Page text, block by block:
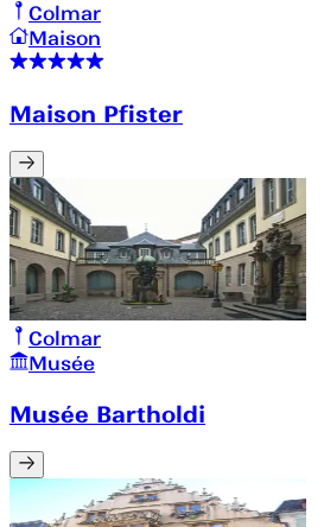
Colmar
Maison
Maison Pfister
Colmar
Musée
Musée Bartholdi